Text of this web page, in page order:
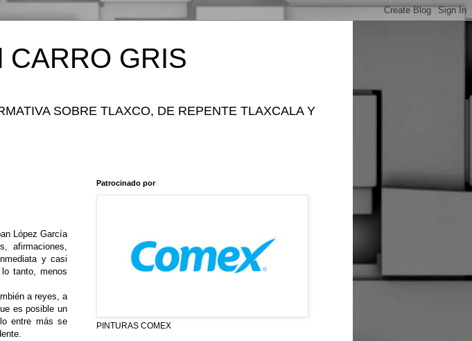
CARRO GRIS
SOBRE TLAXCO, DE REPENTE TLAXCALA Y
López García
afirmaciones,
y casi
tanto, menos
a reyes, a
es posible un
entre más se
Patrocinado por
PINTURAS COMEX